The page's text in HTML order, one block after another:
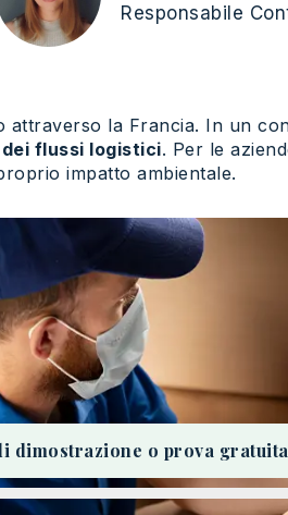
Responsabile
la Francia. In un
flussi logistici. Per le
impatto ambientale.
dimostrazione o prova